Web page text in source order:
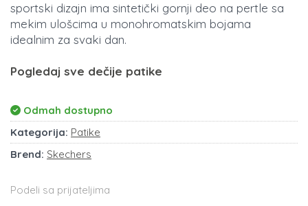
sportski dizajn ima sintetički gornji deo na pertle sa
mekim ulošcima u monohromatskim bojama
idealnim za svaki dan.
Pogledaj sve dečije patike
Odmah dostupno
Kategorija: Patike
Brend: Skechers
Podeli sa prijateljima